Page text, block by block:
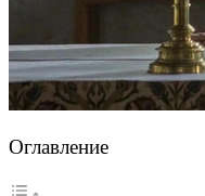
Оглавление